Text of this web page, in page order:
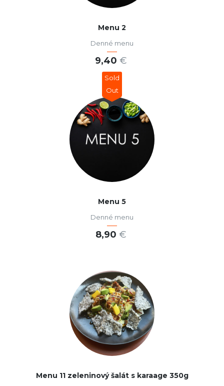
Menu 2
Denné menu
9,40 €
PRIDAŤ DO KOŠÍKA
Sold
Out
Menu 5
Denné menu
8,90 €
Menu 11 zeleninový šalát s karaage 350g